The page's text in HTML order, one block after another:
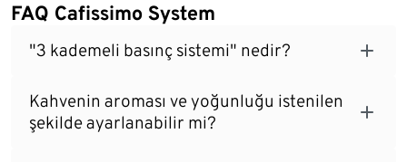
FAQ Cafissimo System
"3 kademeli basınç sistemi" nedir?
Kahvenin aroması ve yoğunluğu istenilen
şekilde ayarlanabilir mi?